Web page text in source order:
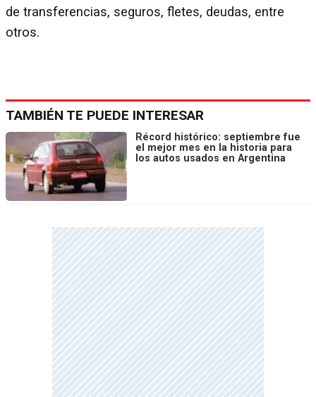
de transferencias, seguros, fletes, deudas, entre
otros.
TAMBIÉN TE PUEDE INTERESAR
Récord histórico: septiembre fue
el mejor mes en la historia para
los autos usados en Argentina